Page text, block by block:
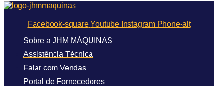
Facebook-square Youtube Instagram Phone-alt
Sobre a JHM MÁQUINAS
Assistência Técnica
Falar com Vendas
Portal de Fornecedores